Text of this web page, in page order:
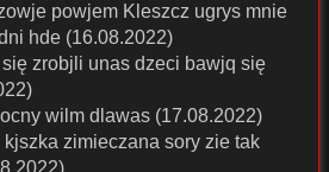
powjem Kleszcz ugrys mnie
hde (16.08.2022)
się zrobjli unas dzeci bawjq się
wilm dlawas (17.08.2022)
zimieczana sory zie tak